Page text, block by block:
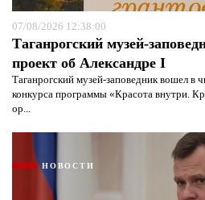
07/08/2026 12:38:00
Таганрогский музей-
проект об Александре I
Таганрогский музей-заповедник вошел в
конкурса программы «Красота внутри.
ор...
НОВОСТИ